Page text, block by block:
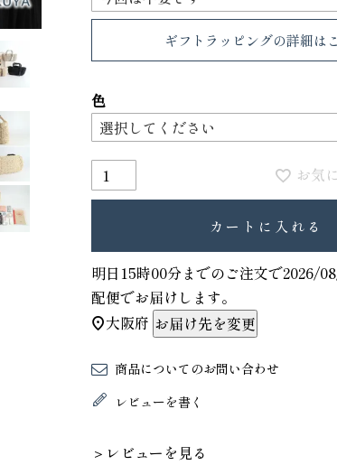
ウエス
GRIMM LAB アルファベット スエ
ード巾着
8,800
ト
ギフトラッピングの詳細は
色
お気
カートに入れる
明日 15時00分までのご注文で2026/
配便でお届けします。
大阪府 お届け先を変更
商品についてのお問い合わせ
レビューを書く
＞レビューを見る